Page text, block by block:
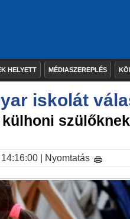
HELYETT MÉDIASZEREPLÉS
iskolát
| Nyomtatás